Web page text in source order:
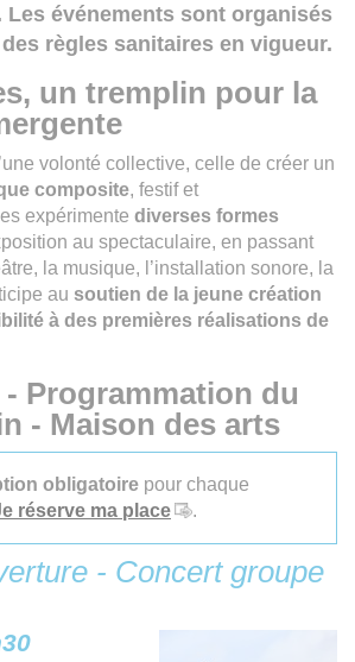
Les événements sont organisés
règles sanitaires en vigueur.
un tremplin pour la
volonté collective, celle de créer un
composite, festif et
expérimente diverses formes
au spectaculaire, en passant
la musique, l’installation sonore, la
au soutien de la jeune création
à des premières réalisations de
Programmation du
- Maison des arts
obligatoire pour chaque
réserve ma place .
- Concert groupe